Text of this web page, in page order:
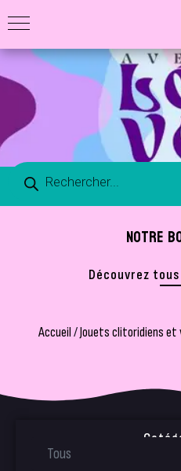
NOTRE
Découvrez
Accueil/Jouets clitoridiens et